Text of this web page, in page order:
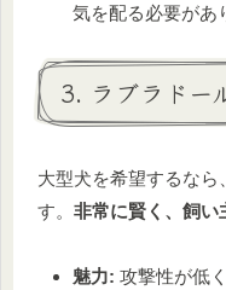
気を配る必要があ
3. ラブラドー
大型犬を希望するな
す。 非常に賢く、飼い
魅力: 攻撃性が低